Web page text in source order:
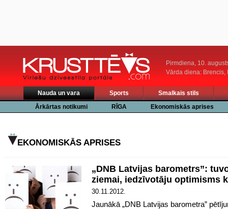
Pirmdiena, 10.
Vārda diena: Brencis,
Nauda un vara Sports
Smalkais stils
Ārkārtas notikumi
RĪGA Ekonomiskās aprises
EKONOMISKĀS APRISES
„DNB Latvijas barometrs”:
ziemai, iedzīvotāju optimisms
30.11.2012.
Jaunākā „DNB Latvijas barometra”